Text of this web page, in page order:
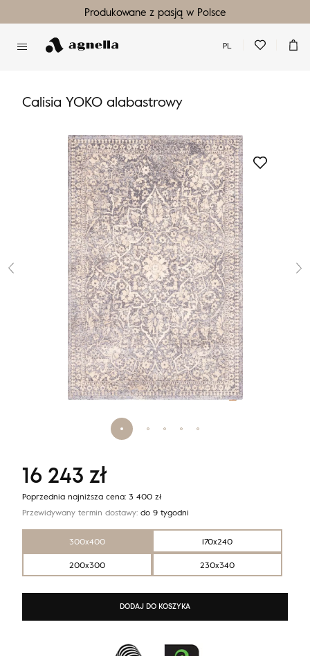
Produkowane z pasją w Polsce
PL
Calisia YOKO alabastrowy
300x400
170x240
200x300
230x340
16 243 zł
Poprzednia najniższa cena: 3 400 zł
Przewidywany termin dostawy: do 9 tygodni
DODAJ DO KOSZYKA